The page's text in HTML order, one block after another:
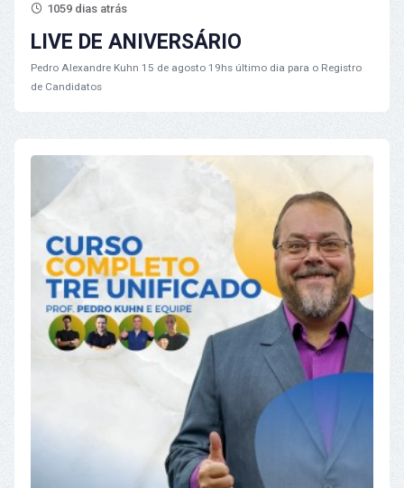
1059 dias atrás
LIVE DE ANIVERSÁRIO
Pedro Alexandre Kuhn 15 de agosto 19hs último dia para o Registro
de Candidatos